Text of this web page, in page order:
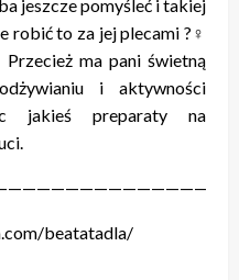
jeszcze pomyśleć i takiej
robić to za jej plecami ?‍♀️
Przecież ma pani świetną
i aktywności
jakieś preparaty na
beatatadla/